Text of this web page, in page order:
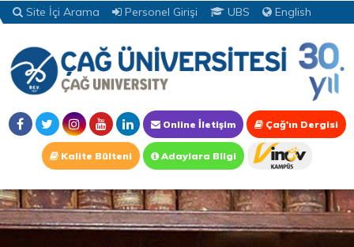
Site İçi Arama Personel Girişi UBS English
Online İletişim Çağ'ın Dergisi
Kalite Bülteni Adaylara Bilgi